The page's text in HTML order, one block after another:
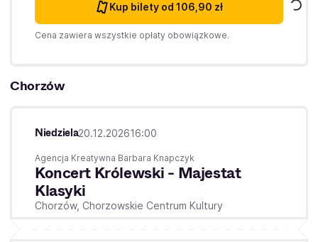
Kup bilety od 106,90 zł
Cena zawiera wszystkie opłaty obowiązkowe.
Chorzów
Niedziela20.12.202616:00
Agencja Kreatywna Barbara Knapczyk
Koncert Królewski - Majestat
Klasyki
Chorzów, Chorzowskie Centrum Kultury